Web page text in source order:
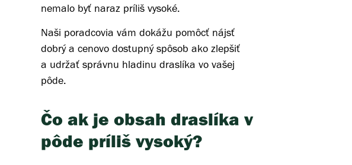
nemalo byť naraz príliš vysoké.
Naši poradcovia vám dokážu pomôcť nájsť
dobrý a cenovo dostupný spôsob ako zlepšiť
a udržať správnu hladinu draslíka vo vašej
pôde.
Čo ak je obsah draslíka v
pôde príliš vysoký?